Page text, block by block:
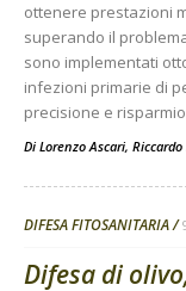
ottenere prestazioni
superando il
sono implementati
infezioni primarie di
precisione e
Di Lorenzo Ascari,
DIFESA FITOSANITARIA
Difesa di